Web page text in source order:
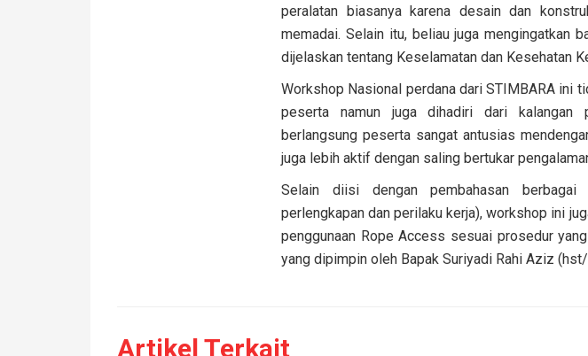
peralatan biasanya karena desain dan
memadai. Selain itu, beliau juga mengingatkan
dijelaskan tentang Keselamatan dan Kesehatan
Workshop Nasional perdana dari STIMBARA ini
peserta namun juga dihadiri dari kalangan
berlangsung peserta sangat antusias
juga lebih aktif dengan saling bertukar
Selain diisi dengan pembahasan berbagai
perlengkapan dan perilaku kerja), workshop ini
penggunaan Rope Access sesuai prosedur
yang dipimpin oleh Bapak Suriyadi Rahi Aziz
Artikel Terkait